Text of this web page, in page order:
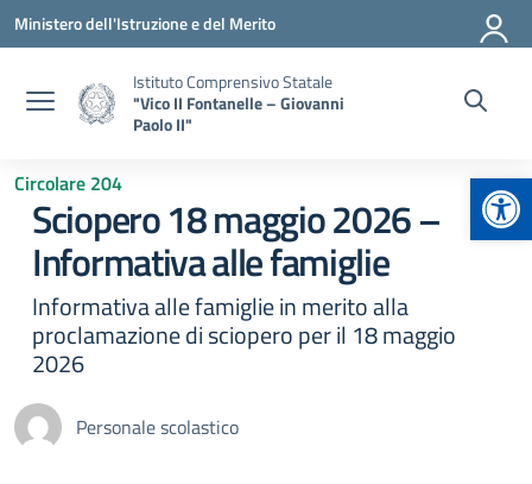
Vai ai contenuti
Vai al menu di navigazione
Vai al footer
Ministero dell'Istruzione e del Merito
Istituto Comprensivo Statale
"Vico II Fontanelle – Giovanni
Paolo II"
Circolare 204
Sciopero 18 maggio 2026 –
Informativa alle famiglie
Informativa alle famiglie in merito alla
proclamazione di sciopero per il 18 maggio
2026
Personale scolastico